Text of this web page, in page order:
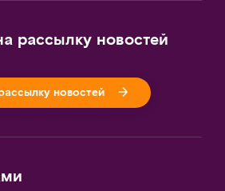
рассылку новостей
новостей